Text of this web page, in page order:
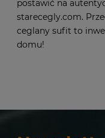
postawić na
starecegly.com.
ceglany sufit to
domu!